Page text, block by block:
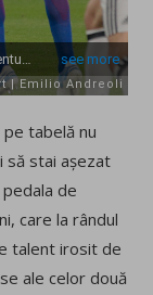
tabelă nu
să stai așezat
de
care la rândul
talent irosit de
ale celor două